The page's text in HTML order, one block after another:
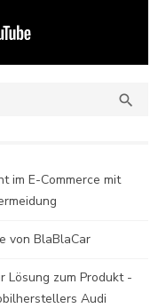

im E-Commerce mit
von BlaBlaCar
Lösung zum Produkt -
Audi